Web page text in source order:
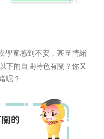
學童感到不安，甚至情緒
下的自閉特色有關？你又
呢？